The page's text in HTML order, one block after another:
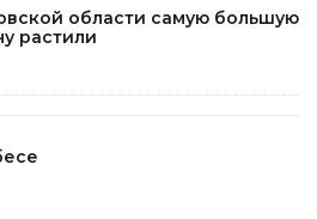
области самую большую
растили